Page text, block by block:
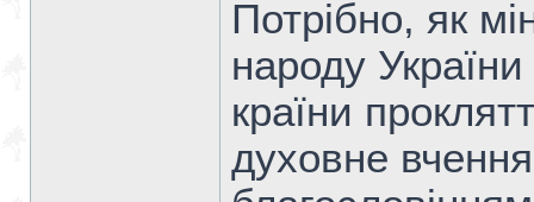
Потрібно, як
народу
країни
духовне